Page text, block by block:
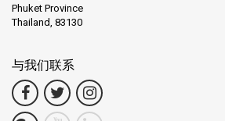
Phuket Province
Thailand, 83130
与我们联系